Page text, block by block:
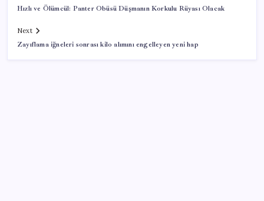
Hızlı ve Ölümcül: Panter Obüsü Düşmanın Korkulu Rüyası Olacak
Next
Zayıflama iğneleri sonrası kilo alımını engelleyen yeni hap